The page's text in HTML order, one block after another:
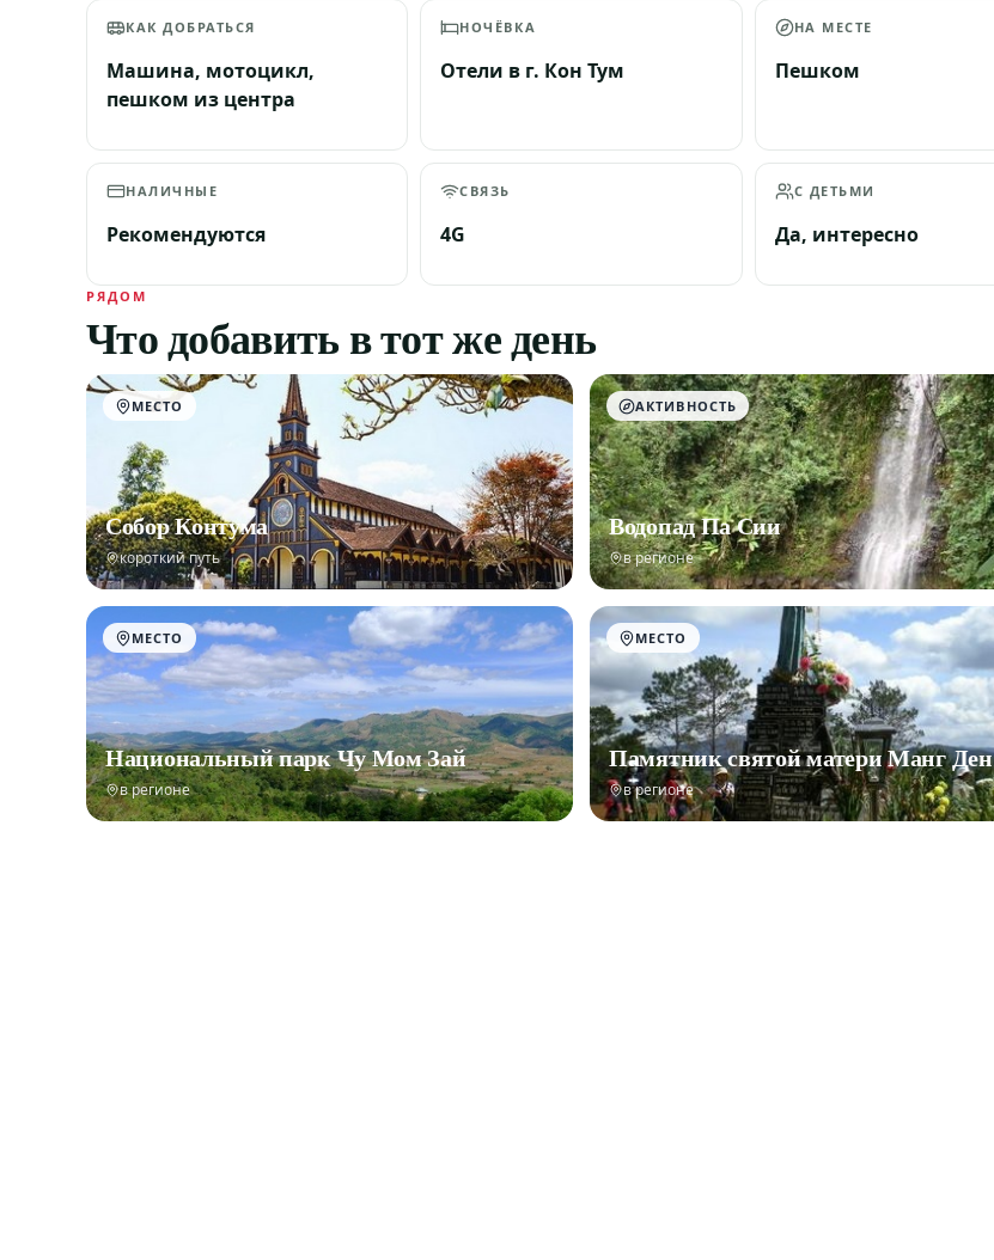
КАК ДОБРАТЬСЯ
Машина, мотоцикл,
пешком из центра
НОЧЁВКА
Отели в г. Кон Тум
НА МЕСТЕ
Пешком
НАЛИЧНЫЕ
Рекомендуются
СВЯЗЬ
4G
С ДЕТЬМИ
Да, интересно
РЯДОМ
Что добавить в тот же день
МЕСТО
Собор Контума
короткий путь
АКТИВНОСТЬ
Водопад Па Сии
в регионе
МЕСТО
Национальный парк Чу Мом Зай
в регионе
МЕСТО
Памятник святой матери Манг Ден
в регионе